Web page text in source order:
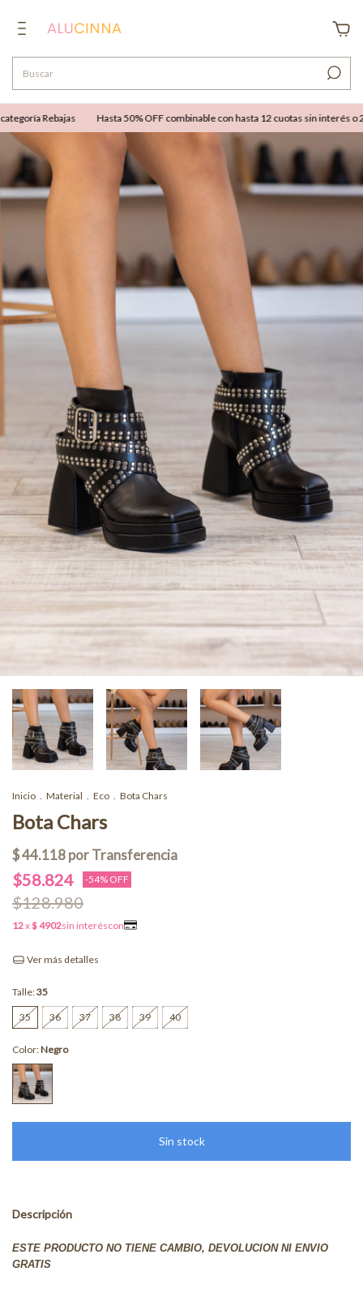
Rebajas Hasta 50% OFF combinable con hasta 12 cuotas sin interés o
Inicio . Material . Eco . Bota Chars
Bota Chars
$58.824 -54% OFF
$128.980
Ver más detalles
Talle:35
35 36 37 38 39 40
Color:Negro
Descripción
ESTE PRODUCTO NO TIENE CAMBIO, DEVOLUCION NI ENVIO
GRATIS